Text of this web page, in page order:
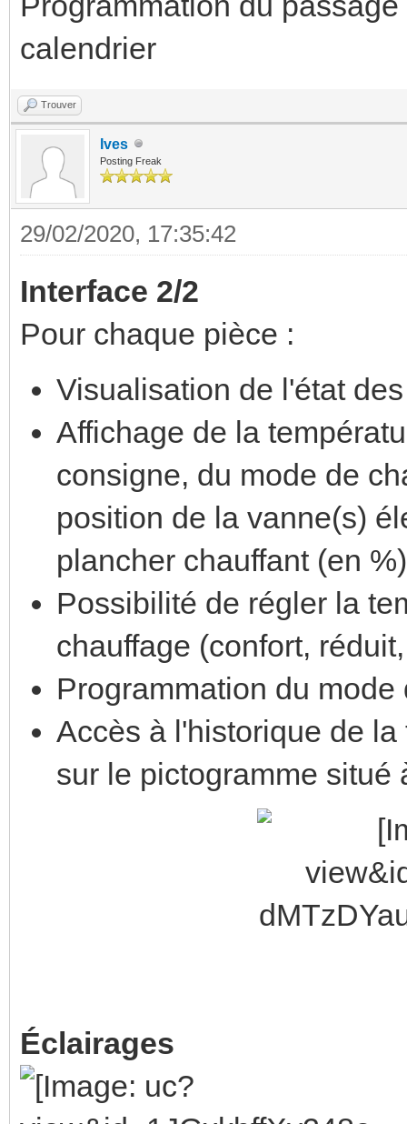
calendrier
Trouver
Ives
Posting Freak
29/02/2020, 17:35:42
Interface 2/2
Pour chaque pièce :
Visualisation de l'état
Affichage de la
consigne, du mode de
position de la vanne(s)
plancher chauffant (en %)
Possibilité de régler la
chauffage (confort,
Programmation du
Accès à l'historique de
sur le pictogramme situé
Éclairages